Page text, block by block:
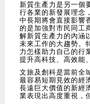
新質生產力是另一個
行各業的新發展理念
中長期將會直接影響
的是加強對市民同工
解新質生產力的內涵
未來工作的大趨勢。
力怎樣助力自己的行
提升高科技、高效能
文旅及創科是當前全
最容易短期見效的經
長遠巨大價值的新經
業表現出高度重視，